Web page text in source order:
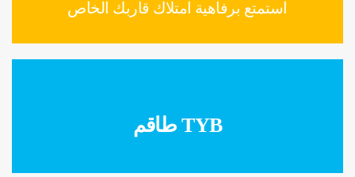
استمتع برفاهية امتلاك قاربك الخاص
TYBطاقم